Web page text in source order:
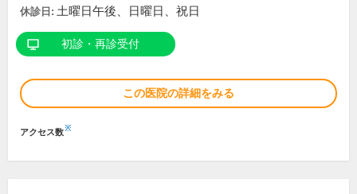
休診日: 土曜日午後、日曜日、祝日
初診・再診受付
この医院の詳細をみる
アクセス数※